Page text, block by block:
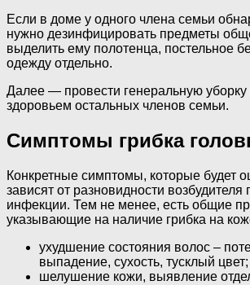
Если в доме у одного члена семьи
нужно дезинфицировать предметы
выделить ему полотенца, постельное
одежду отдельно.
Далее — провести генеральную уборку
здоровьем остальных членов семьи.
Симптомы грибка
Конкретные симптомы, которые будет
зависят от разновидности возбудителя
инфекции. Тем не менее, есть общие
указывающие на наличие грибка на
ухудшение состояния волос –
выпадение, сухость, тусклый цвет;
шелушение кожи, выявление